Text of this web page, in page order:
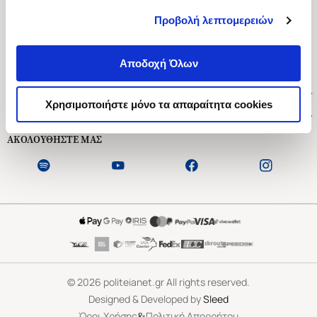
Προβολή λεπτομερειών
Αποδοχή Όλων
Χρησιμοποιήστε μόνο τα απαραίτητα cookies
Ασκληπιού 1-3, Αθήνα 106 79
Δευτέρα - Παρασκευή 09:00-21:00
Εξυπηρέτηση Πελατών
ΑΚΟΛΟΥΘΗΣΤΕ ΜΑΣ
©2026 politeianet.gr All rights reserved.
Designed & Developed bySleed